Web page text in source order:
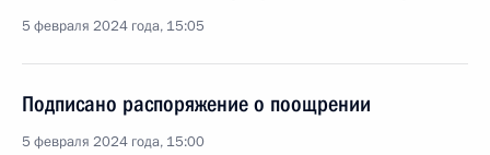
5 февраля 2024 года, 15:05
Подписано распоряжение о поощрении
5 февраля 2024 года, 15:00